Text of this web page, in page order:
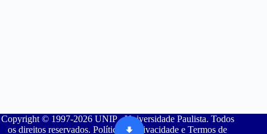
Copyright © 1997-2026 UNIP - Universidade Paulista. Todos
os direitos reservados. Política de Privacidade e Termos de